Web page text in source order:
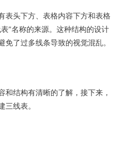
表头下方、表格内容下方和表格
”名称的来源。这种结构的设计
了过多线条导致的视觉混乱。
和结构有清晰的了解，接下来，
三线表。